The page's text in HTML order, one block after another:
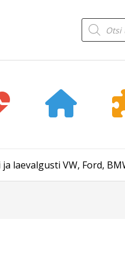
Products
search
laevalgusti VW, Ford,